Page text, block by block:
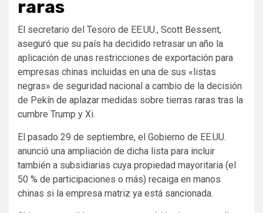
raras
El secretario del Tesoro de EE.UU., Scott Bessent,
aseguró que su país ha decidido retrasar un año la
aplicación de unas restricciones de exportación para
empresas chinas incluidas en una de sus «listas
negras» de seguridad nacional a cambio de la decisión
de Pekín de aplazar medidas sobre tierras raras tras la
cumbre Trump y Xi.
El pasado 29 de septiembre, el Gobierno de EE.UU.
anunció una ampliación de dicha lista para incluir
también a subsidiarias cuya propiedad mayoritaria (el
50 % de participaciones o más) recaiga en manos
chinas si la empresa matriz ya está sancionada.